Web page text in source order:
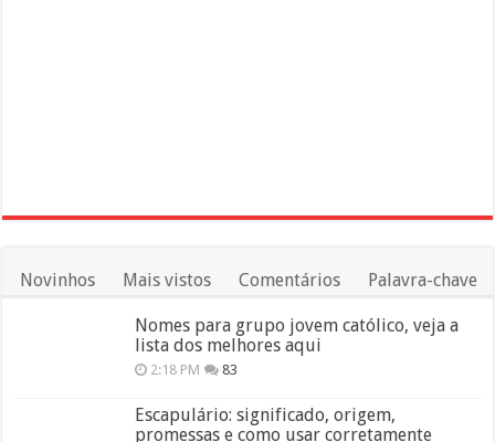
Novinhos Mais vistos Comentários Palavra-chave
Nomes para grupo jovem católico, veja a
lista dos melhores aqui
2:18 PM 83
Escapulário: significado, origem,
promessas e como usar corretamente